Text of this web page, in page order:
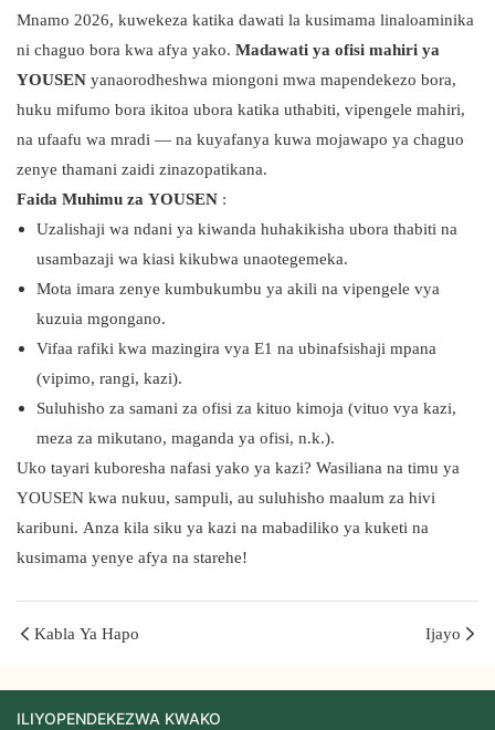
Mnamo 2026, kuwekeza katika dawati la kusimama linaloaminika
ni chaguo bora kwa afya yako. Madawati ya ofisi mahiri ya
YOUSEN yanaorodheshwa miongoni mwa mapendekezo bora,
huku mifumo bora ikitoa ubora katika uthabiti, vipengele mahiri,
na ufaafu wa mradi — na kuyafanya kuwa mojawapo ya chaguo
zenye thamani zaidi zinazopatikana.
Faida Muhimu za YOUSEN :
Uzalishaji wa ndani ya kiwanda huhakikisha ubora thabiti na
usambazaji wa kiasi kikubwa unaotegemeka.
Mota imara zenye kumbukumbu ya akili na vipengele vya
kuzuia mgongano.
Vifaa rafiki kwa mazingira vya E1 na ubinafsishaji mpana
(vipimo, rangi, kazi).
Suluhisho za samani za ofisi za kituo kimoja (vituo vya kazi,
meza za mikutano, maganda ya ofisi, n.k.).
Uko tayari kuboresha nafasi yako ya kazi? Wasiliana na timu ya
YOUSEN kwa nukuu, sampuli, au suluhisho maalum za hivi
karibuni. Anza kila siku ya kazi na mabadiliko ya kuketi na
kusimama yenye afya na starehe!
Kabla Ya Hapo Ijayo
ILIYOPENDEKEZWA KWAKO